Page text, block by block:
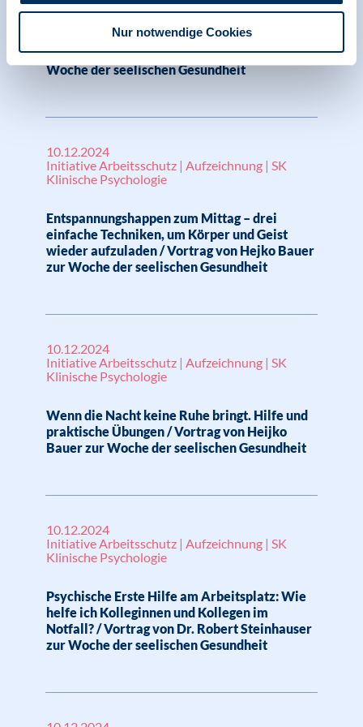
Nur notwendige Cookies
der Gesundheit und Innovation im Wandel der
Arbeitswelt / Vortrag von Ivon Ames zur
Woche der seelischen Gesundheit
10.12.2024
Initiative Arbeitsschutz | Aufzeichnung | SK
Klinische Psychologie
Entspannungshappen zum Mittag – drei
einfache Techniken, um Körper und Geist
wieder aufzuladen / Vortrag von Hejko Bauer
zur Woche der seelischen Gesundheit
10.12.2024
Initiative Arbeitsschutz | Aufzeichnung | SK
Klinische Psychologie
Wenn die Nacht keine Ruhe bringt. Hilfe und
praktische Übungen / Vortrag von Heijko
Bauer zur Woche der seelischen Gesundheit
10.12.2024
Initiative Arbeitsschutz | Aufzeichnung | SK
Klinische Psychologie
Psychische Erste Hilfe am Arbeitsplatz: Wie
helfe ich Kolleginnen und Kollegen im
Notfall? / Vortrag von Dr. Robert Steinhauser
zur Woche der seelischen Gesundheit